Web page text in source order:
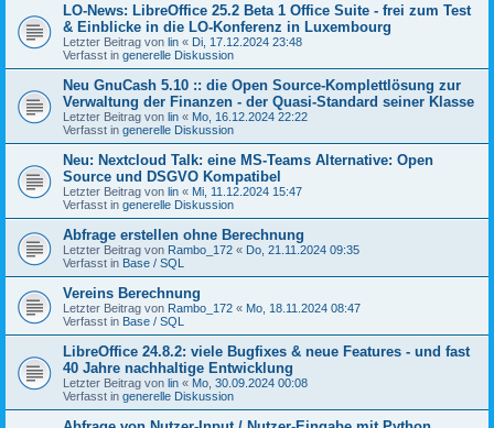
LO-News: LibreOffice 25.2 Beta 1 Office Suite - frei zum Test
& Einblicke in die LO-Konferenz in Luxembourg
Letzter Beitrag von lin « Di, 17.12.2024 23:48
Verfasst in generelle Diskussion
Neu GnuCash 5.10 :: die Open Source-Komplettlösung zur
Verwaltung der Finanzen - der Quasi-Standard seiner Klasse
Letzter Beitrag von lin « Mo, 16.12.2024 22:22
Verfasst in generelle Diskussion
Neu: Nextcloud Talk: eine MS-Teams Alternative: Open
Source und DSGVO Kompatibel
Letzter Beitrag von lin « Mi, 11.12.2024 15:47
Verfasst in generelle Diskussion
Abfrage erstellen ohne Berechnung
Letzter Beitrag von Rambo_172 « Do, 21.11.2024 09:35
Verfasst in Base / SQL
Vereins Berechnung
Letzter Beitrag von Rambo_172 « Mo, 18.11.2024 08:47
Verfasst in Base / SQL
LibreOffice 24.8.2: viele Bugfixes & neue Features - und fast
40 Jahre nachhaltige Entwicklung
Letzter Beitrag von lin « Mo, 30.09.2024 00:08
Verfasst in generelle Diskussion